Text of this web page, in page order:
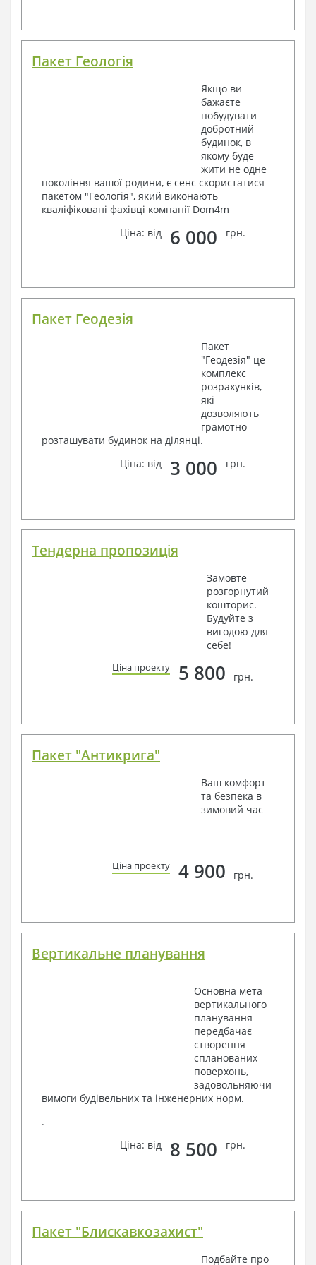
Пакет Геологія
Якщо ви
бажаєте
побудувати
добротний
будинок, в
якому буде
жити не одне
покоління вашої родини, є сенс скористатися
пакетом "Геологія", який виконають
кваліфіковані фахівці компанії Dom4m
Ціна: від
6 000 грн.
Пакет Геодезія
Пакет
"Геодезія" це
комплекс
розрахунків,
які
дозволяють
грамотно
розташувати будинок на ділянці.
Ціна: від
3 000 грн.
Тендерна пропозиція
Замовте
розгорнутий
кошторис.
Будуйте з
вигодою для
себе!
Ціна проекту 5 800 грн.
Пакет "Антикрига"
Ваш комфорт
та безпека в
зимовий час
Ціна проекту 4 900 грн.
Вертикальне планування
Основна мета
вертикального
планування
передбачає
створення
спланованих
поверхонь,
задовольняючи
вимоги будівельних та інженерних норм.
.
Ціна: від
8 500 грн.
Пакет "Блискавкозахист"
Подбайте про